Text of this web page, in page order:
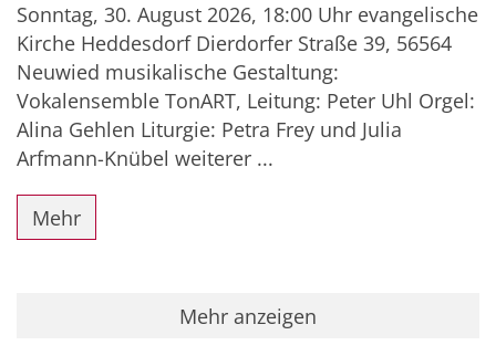
Sonntag, 30. August 2026, 18:00 Uhr evangelische
Kirche Heddesdorf Dierdorfer Straße 39, 56564
Neuwied musikalische Gestaltung:
Vokalensemble TonART, Leitung: Peter Uhl Orgel:
Alina Gehlen Liturgie: Petra Frey und Julia
Arfmann-Knübel weiterer ...
Mehr
Mehr anzeigen